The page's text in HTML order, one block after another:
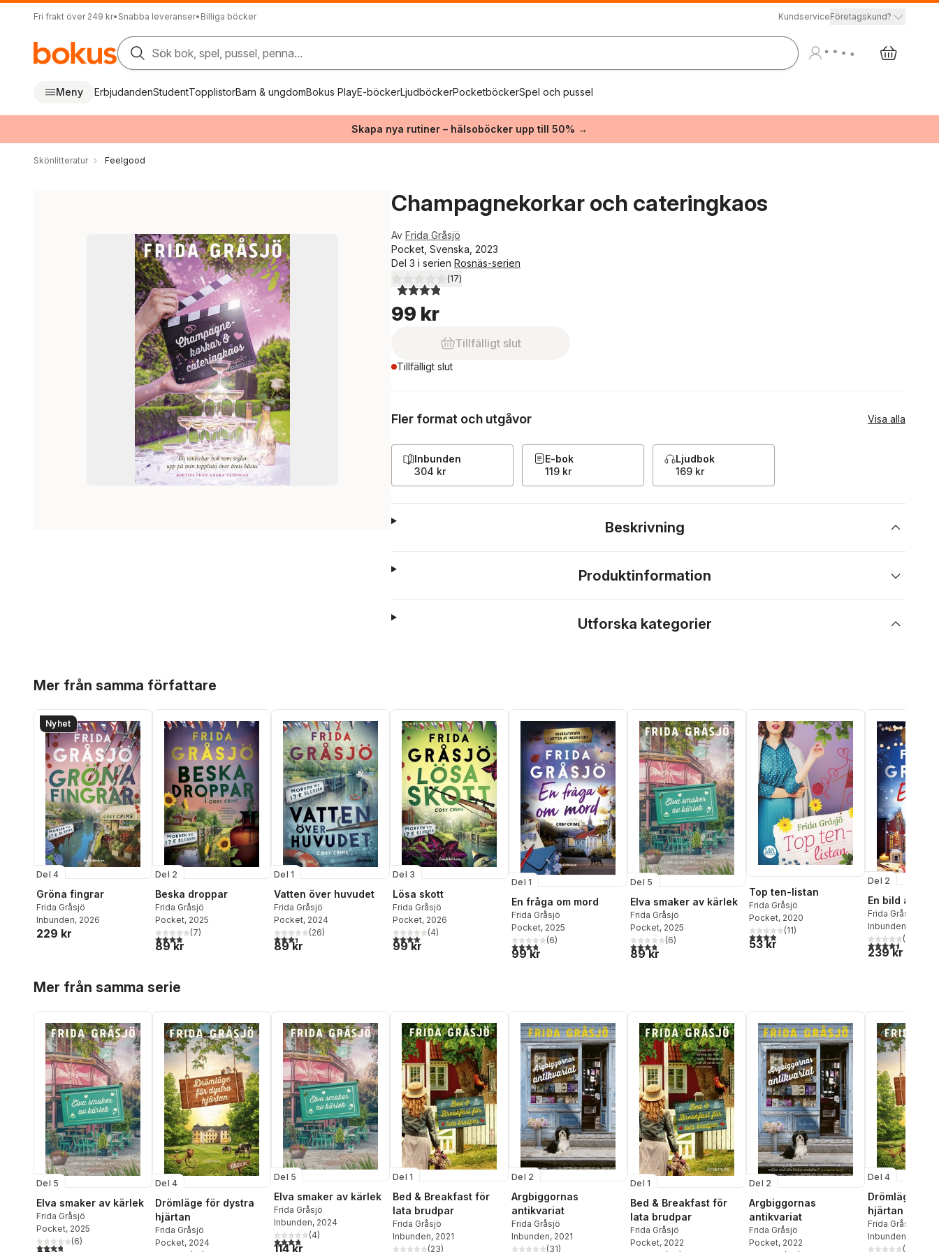
Fri frakt över 249 kr• Snabba leveranser• Billiga böcker KundserviceFöretagskund?
Sök bok, spel, pussel, penna...
Meny ErbjudandenStudentTopplistorBarn & ungdomBokus PlayE-böckerLjudböckerPocketböckerSpel och pussel
Skapa nya rutiner – hälsoböcker upp till 50% →
Skönlitteratur Feelgood
Champagnekorkar och cateringkaos
Av Frida Gråsjö
Pocket, Svenska, 2023
Del 3 i serien Rosnäs-serien
3,9utav 5 stjärnor. Totalt antal röster:
(17)
99 kr
Tillfälligt slut
Tillfälligt slut
Fler format och utgåvor Visa alla
Inbunden
304 kr
E-bok
119 kr
Ljudbok
169 kr
Beskrivning
Produktinformation
Utforska kategorier
Mer från samma författare
Nyhet
Del 4
Gröna fingrar
Frida Gråsjö
Inbunden, 2026
229 kr
Del 2
Beska droppar
Frida Gråsjö
Pocket, 2025
3,9utav 5 stjärnor. Totalt antal röster:
(7)
89 kr
Del 1
Vatten över huvudet
Frida Gråsjö
Pocket, 2024
3,4utav 5 stjärnor. Totalt antal röster:
(26)
89 kr
Del 3
Lösa skott
Frida Gråsjö
Pocket, 2026
4,0utav 5 stjärnor. Totalt antal röster:
(4)
99 kr
Del 1
En fråga om mord
Frida Gråsjö
Pocket, 2025
3,8utav 5 stjärnor. Totalt antal röster:
(6)
99 kr
Del 5
Elva smaker av kärlek
Frida Gråsjö
Pocket, 2025
3,8utav 5 stjärnor. Totalt antal röster:
(6)
89 kr
Top ten-listan
Frida Gråsjö
Pocket, 2020
3,9utav 5 stjärnor. Totalt antal röster:
(11)
53 kr
Del 2
En bild av död
Frida Gråsjö
Inbunden
4,5utav 5(
239 kr
Mer från samma serie
Del 5
Elva smaker av kärlek
Frida Gråsjö
Pocket, 2025
3,8utav 5 stjärnor. Totalt antal röster:
(6)
Del 4
Drömläge för dystra
hjärtan
Frida Gråsjö
Pocket, 2024
Del 5
Elva smaker av kärlek
Frida Gråsjö
Inbunden, 2024
3,8utav 5 stjärnor. Totalt antal röster:
(4)
114 kr
Del 1
Bed & Breakfast för
lata brudpar
Frida Gråsjö
Inbunden, 2021
(23)
Del 2
Argbiggornas
antikvariat
Frida Gråsjö
Inbunden, 2021
(31)
Del 1
Bed & Breakfast för
lata brudpar
Frida Gråsjö
Pocket, 2022
Del 2
Argbiggornas
antikvariat
Frida Gråsjö
Pocket, 2022
Del 4
Drömläge för
hjärtan
Frida Gråsjö
Inbunden
(